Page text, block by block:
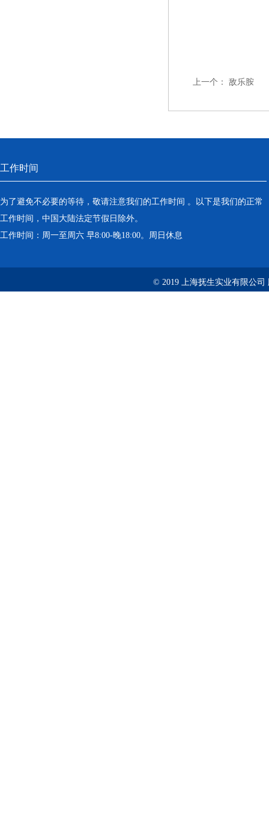
上一个： 敌乐胺
工作时间
为了避免不必要的等待，敬请注意我们的工作时间 。以下是我们的正常
工作时间，中国大陆法定节假日除外。
工作时间：周一至周六 早8:00-晚18:00。周日休息
© 2019 上海抚生实业有限公司